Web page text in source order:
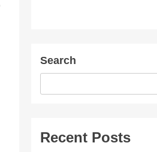
Search
Recent Posts